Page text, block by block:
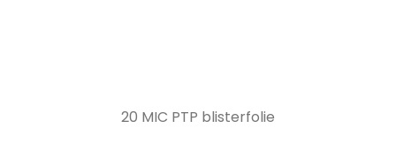
20 MIC PTP blisterfolie